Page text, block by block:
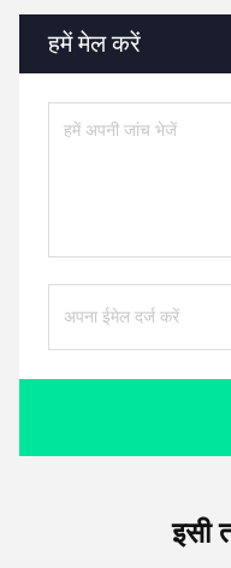
हमें मेल करें
इसी